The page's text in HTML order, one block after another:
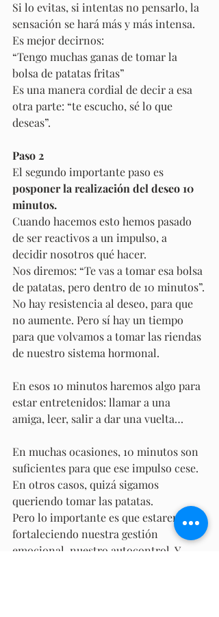
Si lo evitas, si intentas no pensarlo, la
sensación se hará más y más intensa.
Es mejor decirnos:
“Tengo muchas ganas de tomar la
bolsa de patatas fritas”
Es una manera cordial de decir a esa
otra parte: “te escucho, sé lo que
deseas”.
Paso 2
El segundo importante paso es
posponer la realización del deseo 10
minutos.
Cuando hacemos esto hemos pasado
de ser reactivos a un impulso, a
decidir nosotros qué hacer.
Nos diremos: “Te vas a tomar esa bolsa
de patatas, pero dentro de 10 minutos”.
No hay resistencia al deseo, para que
no aumente. Pero sí hay un tiempo
para que volvamos a tomar las riendas
de nuestro sistema hormonal.
En esos 10 minutos haremos algo para
estar entretenidos: llamar a una
amiga, leer, salir a dar una vuelta…
En muchas ocasiones, 10 minutos son
suficientes para que ese impulso cese.
En otros casos, quizá sigamos
queriendo tomar las patatas.
Pero lo importante es que estaremos
fortaleciendo nuestra gestión
emocional, nuestro autocontrol. Y